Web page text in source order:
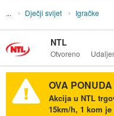
Dječji svijet Igračke
NTL
Otvoreno
OVA
Akcija u NTL
15km/h, 1 kom je